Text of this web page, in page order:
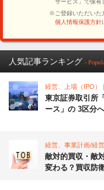
人気記事ランキング -
経営、上場（IPO）
東京証券取引所
ース」の 3区分
経営、事業計画/経
敵対的買収・敵
変わる？買収防